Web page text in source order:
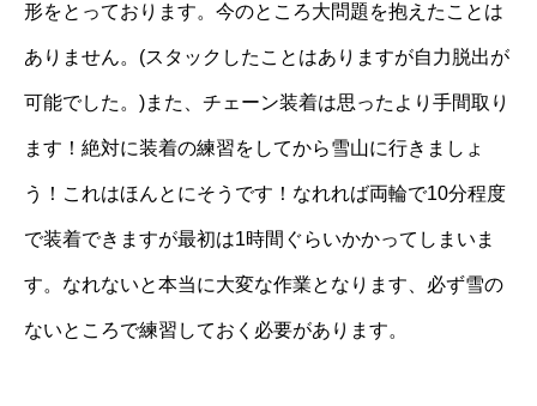
形をとっております。今のところ大問題を抱えたことは
ありません。(スタックしたことはありますが自力脱出が
可能でした。)また、チェーン装着は思ったより手間取り
ます！絶対に装着の練習をしてから雪山に行きましょ
う！これはほんとにそうです！なれれば両輪で10分程度
で装着できますが最初は1時間ぐらいかかってしまいま
す。なれないと本当に大変な作業となります、必ず雪の
ないところで練習しておく必要があります。